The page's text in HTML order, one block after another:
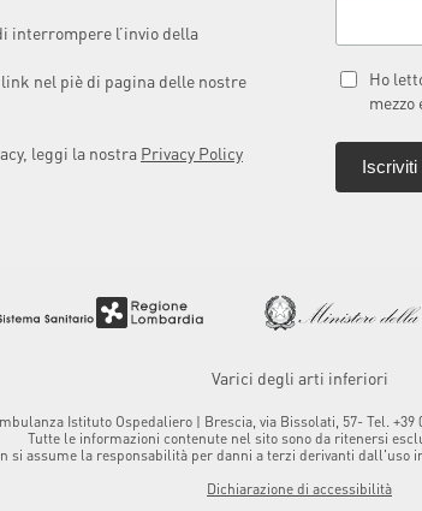
interrompere l’invio della
nel piè di pagina delle nostre
leggi la nostra Privacy Policy
Ho
mezzo
Varici degli arti inferiori
Istituto Ospedaliero | Brescia, via Bissolati, 57- Tel. +39
Tutte le informazioni contenute nel sito sono da ritenersi
si assume la responsabilità per danni a terzi derivanti
Dichiarazione di accessibilità